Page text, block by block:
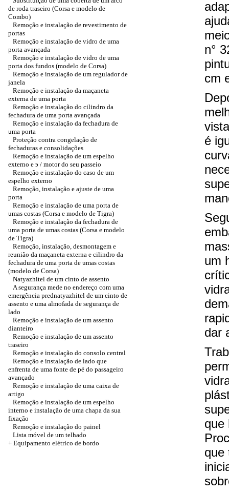
de roda traseiro (Corsa e modelo de
Combo)
Remoção e instalação de revestimento de
portas
Remoção e instalação de vidro de uma
porta avançada
Remoção e instalação de vidro de uma
porta dos fundos (modelo de Corsa)
Remoção e instalação de um regulador de
janela
Remoção e instalação da maçaneta
externa de uma porta
Remoção e instalação do cilindro da
fechadura de uma porta avançada
Remoção e instalação da fechadura de
uma porta
Proteção contra congelação de
fechaduras e consolidações
Remoção e instalação de um espelho
externo e э / motor do seu passeio
Remoção e instalação do caso de um
espelho externo
Remoção, instalação e ajuste de uma
porta
Remoção e instalação de uma porta de
umas costas (Corsa e modelo de Tigra)
Remoção e instalação da fechadura de
uma porta de umas costas (Corsa e modelo
de Tigra)
Remoção, instalação, desmontagem e
reunião da maçaneta externa e cilindro da
fechadura de uma porta de umas costas
(modelo de Corsa)
Natyazhitel de um cinto de assento
A segurança mede no endereço com uma
emergência prednatyazhitel de um cinto de
assento e uma almofada de segurança de
lado
Remoção e instalação de um assento
dianteiro
Remoção e instalação de um assento
traseiro
Remoção e instalação do consolo central
Remoção e instalação de lado que
enfrenta de uma fonte de pé do passageiro
avançado
Remoção e instalação de uma caixa de
artigo
Remoção e instalação de um espelho
interno e instalação de uma chapa da sua
fixação
Remoção e instalação do painel
Lista móvel de um telhado
+ Equipamento elétrico de bordo
n°
cm
é
um
dar
que
que